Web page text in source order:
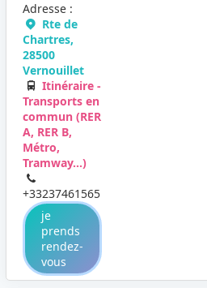
Adresse :
Rte de
Chartres,
28500
Vernouillet
Itinéraire -
Transports en
commun (RER
A, RER B,
Métro,
Tramway...)
+33237461565
je
prends
rendez-
vous